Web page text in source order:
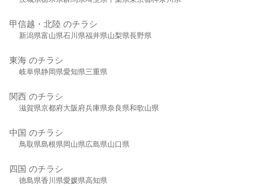
甲信越・北陸 のチラシ
新潟県富山県石川県福井県山梨県長野県
東海 のチラシ
岐阜県静岡県愛知県三重県
関西 のチラシ
滋賀県京都府大阪府兵庫県奈良県和歌山県
中国 のチラシ
鳥取県島根県岡山県広島県山口県
四国 のチラシ
徳島県香川県愛媛県高知県